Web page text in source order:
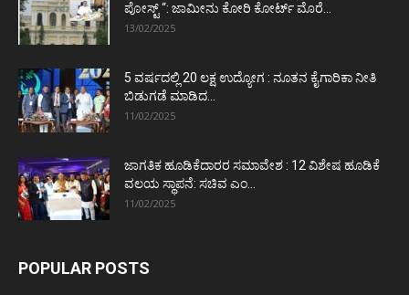
ಪೋಸ್ಟ್‌ “: ಜಾಮೀನು ಕೋರಿ ಕೋರ್ಟ್‌ ಮೊರೆ...
13/02/2025
5 ವರ್ಷದಲ್ಲಿ 20 ಲಕ್ಷ ಉದ್ಯೋಗ : ನೂತನ ಕೈಗಾರಿಕಾ ನೀತಿ
ಬಿಡುಗಡೆ ಮಾಡಿದ...
11/02/2025
ಜಾಗತಿಕ ಹೂಡಿಕೆದಾರರ ಸಮಾವೇಶ : 12 ವಿಶೇಷ ಹೂಡಿಕೆ
ವಲಯ ಸ್ಥಾಪನೆ: ಸಚಿವ ಎಂ...
11/02/2025
POPULAR POSTS